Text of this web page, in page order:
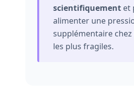
scientifiquementet
alimenter une
supplémentaire chez
les plus fragiles.